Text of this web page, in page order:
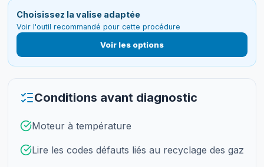
Choisissez la valise adaptée
Voir l'outil recommandé pour cette procédure
Voir les options
Conditions avant diagnostic
Moteur à température
Lire les codes défauts liés au recyclage des gaz